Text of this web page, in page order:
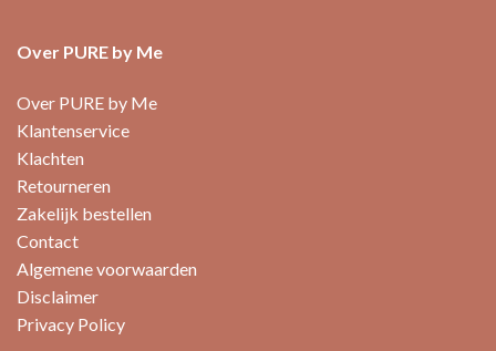
Over PURE by Me
Over PURE by Me
Klantenservice
Klachten
Retourneren
Zakelijk bestellen
Contact
Algemene voorwaarden
Disclaimer
Privacy Policy